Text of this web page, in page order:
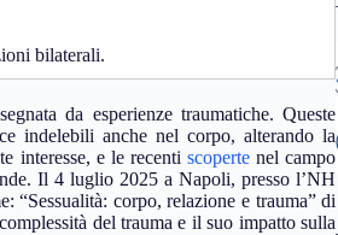
bilaterali.
da esperienze traumatiche. Queste
indelebili anche nel corpo, alterando la
interesse, e le recenti scopertenel campo
Il 4 luglio 2025 a Napoli, presso l’NH
“Sessualità: corpo, relazione e trauma” di
del trauma e il suo impatto sulla